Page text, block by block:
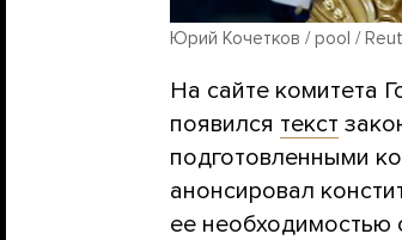
Юрий Кочетков / pool /
На сайте комитета
появился текст
подготовленными
анонсировал
ее необходимостью